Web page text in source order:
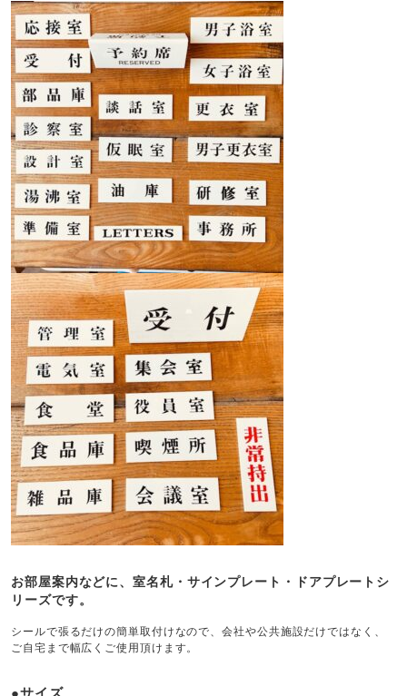
お部屋案内などに、室名札・サインプレート・ドアプレートシ
リーズです。
シールで張るだけの簡単取付けなので、会社や公共施設だけではなく、
ご自宅まで幅広くご使用頂けます。
●サイズ